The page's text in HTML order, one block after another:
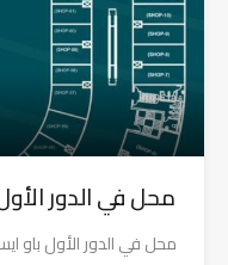
محل في الدور
محل في الدور الأول باو ايست